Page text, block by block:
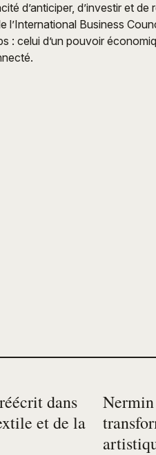
d’anticiper, d’investir et de
l’International Business
: celui d’un pouvoir
dans
et de la
Nermin